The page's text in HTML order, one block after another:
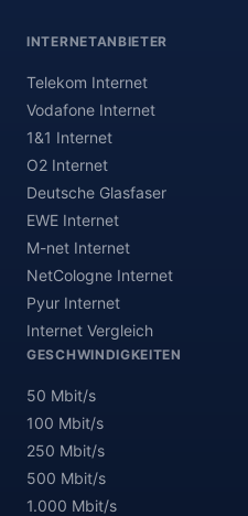
INTERNETANBIETER
Telekom Internet
Vodafone Internet
1&1 Internet
O2 Internet
Deutsche Glasfaser
EWE Internet
M-net Internet
NetCologne Internet
Pyur Internet
Internet Vergleich
GESCHWINDIGKEITEN
50 Mbit/s
100 Mbit/s
250 Mbit/s
500 Mbit/s
1.000 Mbit/s